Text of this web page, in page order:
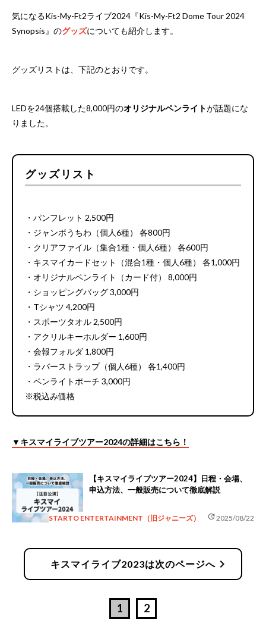
気になるKis-My-Ft2ライブ2024『Kis-My-Ft2 Dome Tour 2024
Synopsis』のグッズについても紹介します。
グッズリストは、下記のとおりです。
LEDを24個搭載した8,000円のオリジナルペンライトが話題にな
りました。
グッズリスト
・パンフレット 2,500円
・ジャンボうちわ（個人6種） 各800円
・クリアファイル（集合1種・個人6種） 各600円
・キスマイカードセット（混合1種・個人6種） 各1,000円
・オリジナルペンライト（カード付） 8,000円
・ショッピングバッグ 3,000円
・Tシャツ 4,200円
・スポーツタオル 2,500円
・アクリルキーホルダー 1,600円
・会報フォルダ 1,800円
・ラバーストラップ（個人6種） 各1,400円
・ペンライトポーチ 3,000円
※税込み価格
▼キスマイライブツアー2024の詳細はこちら！
【キスマイライブツアー2024】日程・会場、
申込方法、一般販売について徹底解説
STARTO ENTERTAINMENT（旧ジャニーズ） update2025/08/22
キスマイライブ2023は次のページへchevron_right
1 2